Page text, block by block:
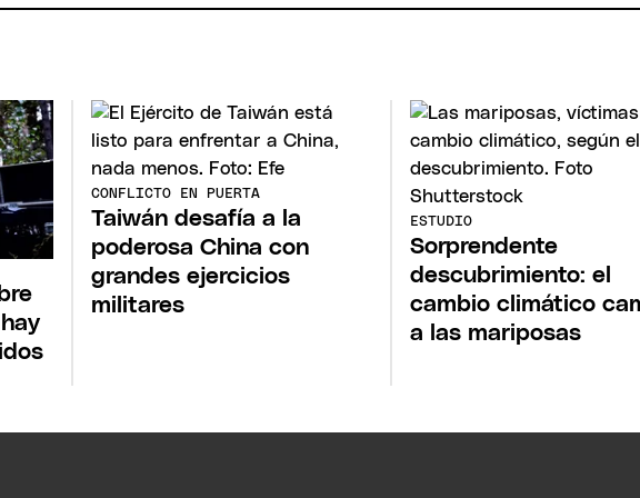
CONFLICTO EN PUERTA
Taiwán desafía a la
poderosa China con
grandes ejercicios
militares
ESTUDIO
Sorprendente
descubrimiento: el
cambio climático
a las mariposas